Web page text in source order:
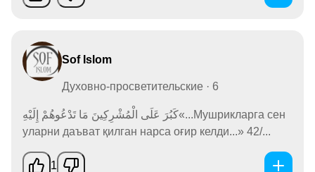
Sof Islom
Духовно-просветительские · 6
كَبُرَ عَلَى الْمُشْرِكِينَ مَا تَدْعُوهُمْ إِلَيْهِ«...Мушрикларга сен
уларни даъват қилган нарса оғир келди...» 42/...
1